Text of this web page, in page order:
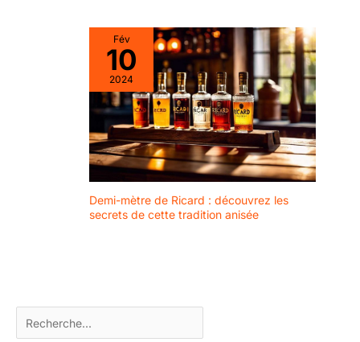
et de les entretenir sans
effort après chaque
réunion. Excellente idée
cadeau : nos verres
élégants constituent un
excellent choix de
cadeau pour les
pendaisons de
crémaillère, les
mariages, les
anniversaires et Noël,
permettant à vos
Fév
10
2024
Demi-mètre de Ricard : découvrez les
secrets de cette tradition anisée